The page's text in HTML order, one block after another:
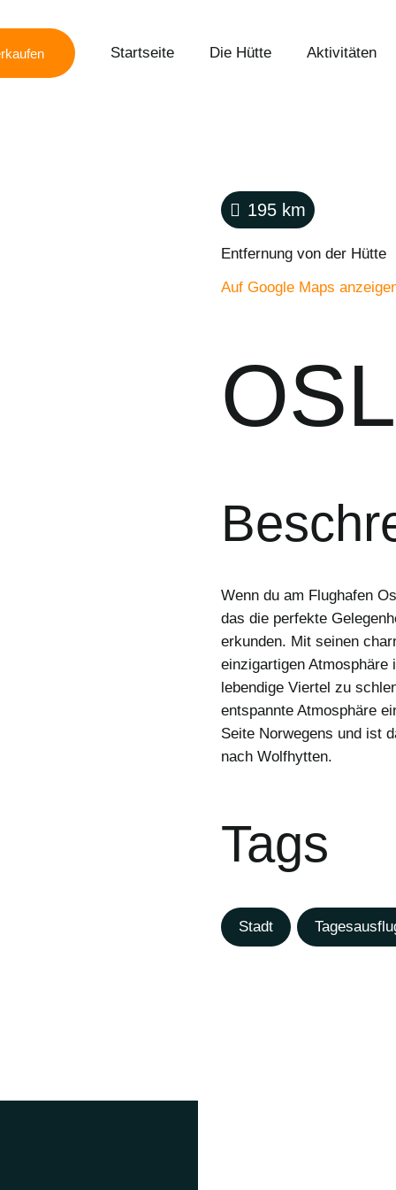
Startseite Die Hütte Aktivitäten
195km
Entfernung von der Hütte
Auf Google Maps
Wenn du am Flughafen
das die perfekte
erkunden. Mit seinen
einzigartigen
lebendige Viertel zu
entspannte Atmosphäre
Seite Norwegens und ist
nach Wolfhytten.
Tags
Stadt